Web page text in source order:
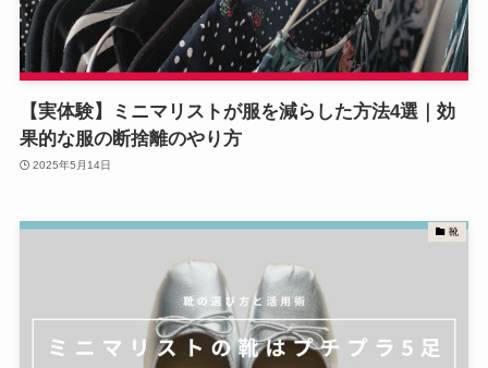
【実体験】ミニマリストが服を減らした方法4選｜効
果的な服の断捨離のやり方
2025年5月14日
靴